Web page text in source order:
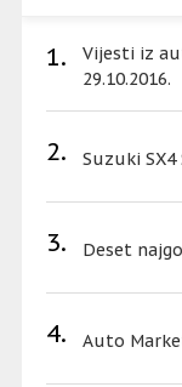
1.
Vijesti iz
29.10.2016.
2. Suzuki
3. Deset
4. Auto